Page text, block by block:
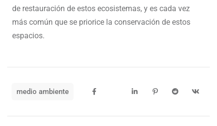
de restauración de estos ecosistemas, y es cada vez
más común que se priorice la conservación de estos
espacios.
medio ambiente